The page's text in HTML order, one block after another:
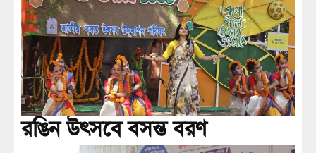
রঙিন উৎসবে বসন্ত বরণ